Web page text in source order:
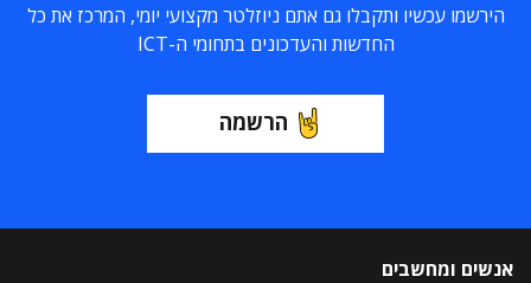
הירשמו עכשיו ותקבלו גם אתם ניוזלטר מקצועי יומי, המרכז את כל
החדשות והעדכונים בתחומי ה-ICT
הרשמה
אנשים ומחשבים